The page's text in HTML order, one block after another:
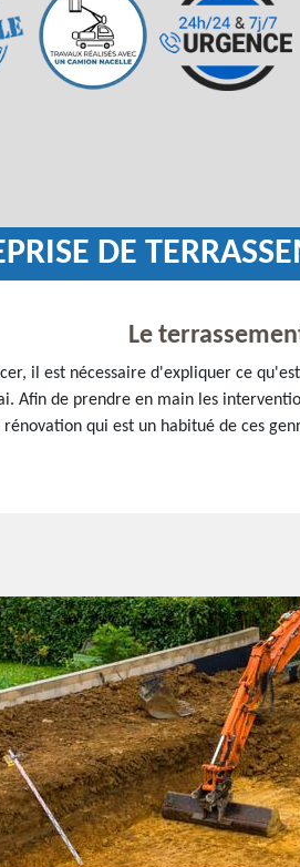
DE
Le
il est nécessaire d'expliquer ce
Afin de prendre en main les
rénovation qui est un habitué de ces